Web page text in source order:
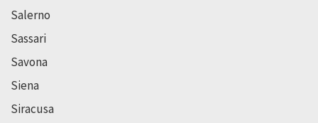
Salerno
Sassari
Savona
Siena
Siracusa